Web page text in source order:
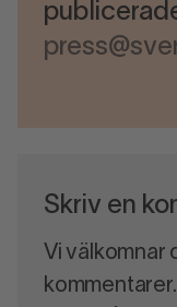
Skriv en
Vi välkomnar